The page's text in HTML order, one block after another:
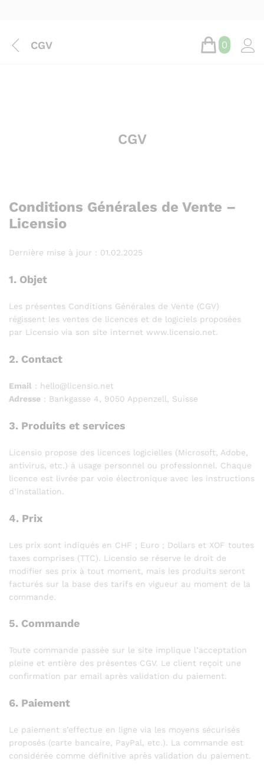
CGV 0
CGV
Conditions Générales de Vente –
Licensio
Dernière mise à jour : 01.02.2025
1. Objet
Les présentes Conditions Générales de Vente (CGV)
régissent les ventes de licences et de logiciels proposées
par Licensio via son site internet www.licensio.net.
2. Contact
Email : hello@licensio.net
Adresse : Bankgasse 4, 9050 Appenzell, Suisse
3. Produits et services
Licensio propose des licences logicielles (Microsoft, Adobe,
antivirus, etc.) à usage personnel ou professionnel. Chaque
licence est livrée par voie électronique avec les instructions
d’installation.
4. Prix
Les prix sont indiqués en CHF ; Euro ; Dollars et XOF toutes
taxes comprises (TTC). Licensio se réserve le droit de
modifier ses prix à tout moment, mais les produits seront
facturés sur la base des tarifs en vigueur au moment de la
commande.
5. Commande
Toute commande passée sur le site implique l’acceptation
pleine et entière des présentes CGV. Le client reçoit une
confirmation par email après validation du paiement.
6. Paiement
Le paiement s’effectue en ligne via les moyens sécurisés
proposés (carte bancaire, PayPal, etc.). La commande est
considérée comme définitive après validation du paiement.